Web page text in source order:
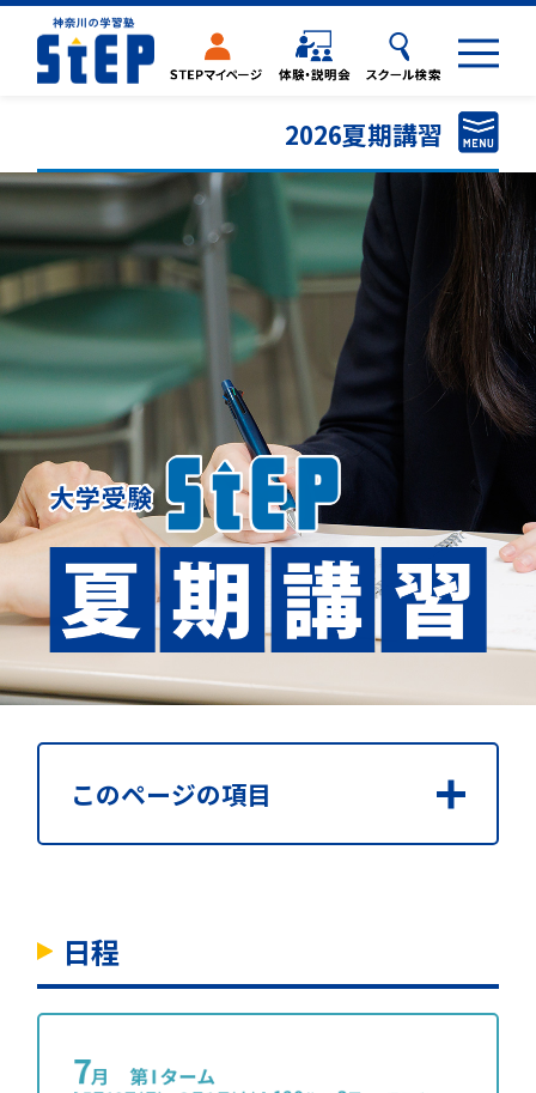
2026夏期講習
2026夏期講習一覧
高校受験ステップ
Hi-STEP
県立中高一貫校対策
大学受験ステップ
K-STEP
閉じる
このページの項目
受講料
参加者特典
お申込み
日程